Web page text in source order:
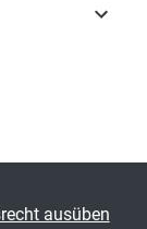
ausüben